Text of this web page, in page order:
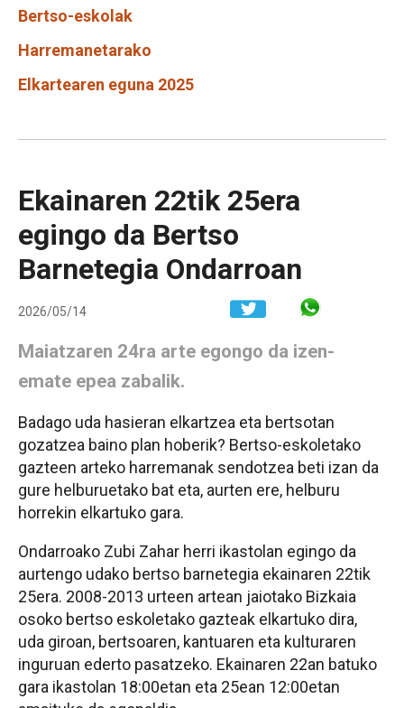
Bertso-eskolak
Harremanetarako
Elkartearen eguna 2025
Ekainaren 22tik 25era
egingo da Bertso
Barnetegia Ondarroan
2026/05/14
Maiatzaren 24ra arte egongo da izen-
emate epea zabalik.
Badago uda hasieran elkartzea eta bertsotan
gozatzea baino plan hoberik? Bertso-eskoletako
gazteen arteko harremanak sendotzea beti izan da
gure helburuetako bat eta, aurten ere, helburu
horrekin elkartuko gara.
Ondarroako Zubi Zahar herri ikastolan egingo da
aurtengo udako bertso barnetegia ekainaren 22tik
25era. 2008-2013 urteen artean jaiotako Bizkaia
osoko bertso eskoletako gazteak elkartuko dira,
uda giroan, bertsoaren, kantuaren eta kulturaren
inguruan ederto pasatzeko. Ekainaren 22an batuko
gara ikastolan 18:00etan eta 25ean 12:00etan